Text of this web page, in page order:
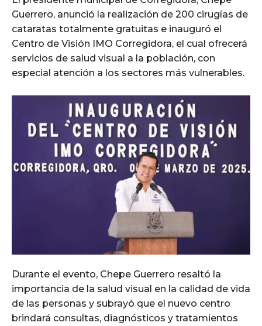
Guerrero, anunció la realización de 200 cirugías de
cataratas totalmente gratuitas e inauguró el
Centro de Visión IMO Corregidora, el cual ofrecerá
servicios de salud visual a la población, con
especial atención a los sectores más vulnerables.
Durante el evento, Chepe Guerrero resaltó la
importancia de la salud visual en la calidad de vida
de las personas y subrayó que el nuevo centro
brindará consultas, diagnósticos y tratamientos